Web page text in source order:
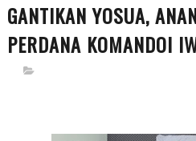
GANTIKAN YOSUA,
PERDANA KOMANDOI